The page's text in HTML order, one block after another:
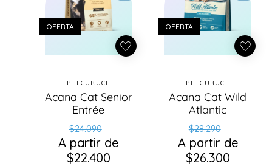
OFERTA
Proveedor:
PETGURUCL
Acana Cat Senior
Entrée
Precio
habitual
$24.090Precio
de
oferta
A partir de
$22.400
OFERTA
Proveedor:
PETGURUCL
Acana Cat Wild
Atlantic
Precio
habitual
$28.290Precio
de
oferta
A partir de
$26.300